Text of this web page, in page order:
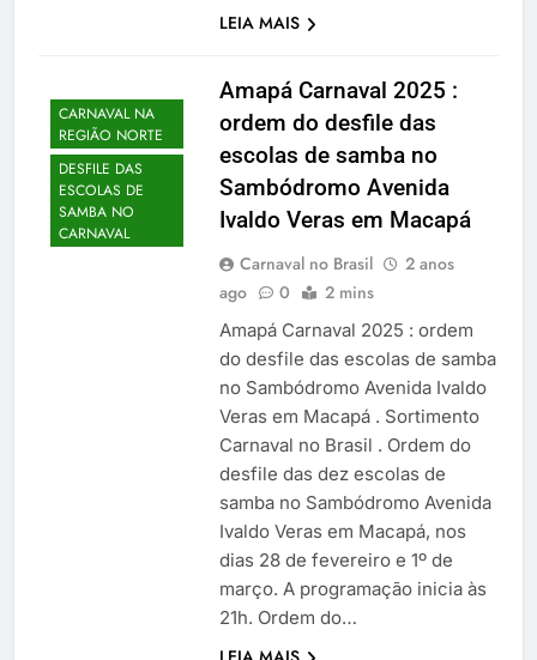
LEIA MAIS
CARNAVAL NA
REGIÃO NORTE
DESFILE DAS
ESCOLAS DE
SAMBA NO
CARNAVAL
Amapá Carnaval 2025 :
ordem do desfile das
escolas de samba no
Sambódromo Avenida
Ivaldo Veras em Macapá
Carnaval no Brasil
2 anos
ago
0 2 mins
Amapá Carnaval 2025 : ordem
do desfile das escolas de samba
no Sambódromo Avenida Ivaldo
Veras em Macapá . Sortimento
Carnaval no Brasil . Ordem do
desfile das dez escolas de
samba no Sambódromo Avenida
Ivaldo Veras em Macapá, nos
dias 28 de fevereiro e 1º de
março. A programação inicia às
21h. Ordem do…